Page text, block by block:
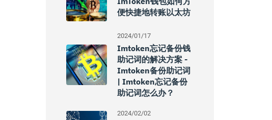
便快捷地转账以太坊
2024/01/17
Imtoken忘记备份钱
助记词的解决方案 -
Imtoken备份助记词
| Imtoken忘记备份
助记词怎么办？
2024/02/02